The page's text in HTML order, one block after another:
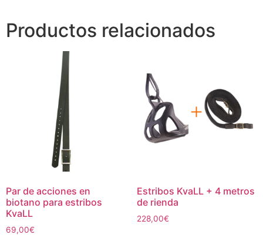
Productos relacionados
Par de acciones en
biotano para estribos
KvaLL
69,00€
Estribos KvaLL + 4 metros
de rienda
228,00€